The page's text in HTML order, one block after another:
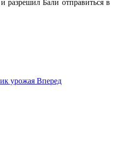
разрешил Бали отправиться в
урожая Вперед